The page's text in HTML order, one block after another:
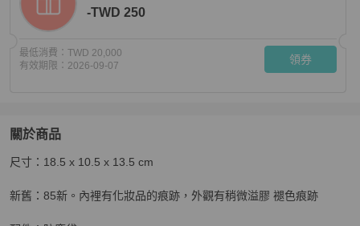
-TWD 250
最低消費： TWD 20,000
有效期限： 2026-09-07 領券
關於商品
關於 Dior 緹花布霧銀釦手提斜背化妝包
尺寸：18.5 x 10.5 x 13.5 cm
新舊：85新。內裡有化妝品的痕跡，外觀有稍微溢膠 褪色痕跡